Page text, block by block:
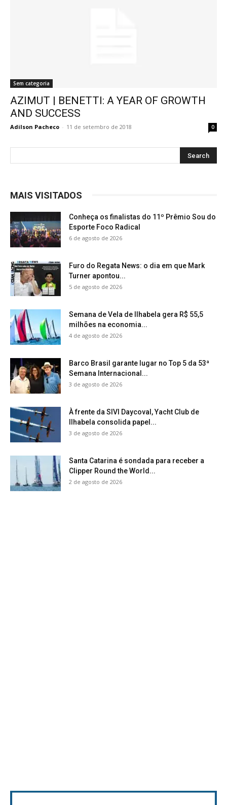
Sem categoria
AZIMUT | BENETTI: A YEAR OF GROWTH
AND SUCCESS
Adilson Pacheco - 11 de setembro de 2018 0
MAIS VISITADOS
Conheça os finalistas do 11º Prêmio Sou do
Esporte Foco Radical
6 de agosto de 2026
Furo do Regata News: o dia em que Mark
Turner apontou...
5 de agosto de 2026
Semana de Vela de Ilhabela gera R$ 55,5
milhões na economia...
4 de agosto de 2026
Barco Brasil garante lugar no Top 5 da 53ª
Semana Internacional...
3 de agosto de 2026
À frente da SIVI Daycoval, Yacht Club de
Ilhabela consolida papel...
3 de agosto de 2026
Santa Catarina é sondada para receber a
Clipper Round the World...
2 de agosto de 2026